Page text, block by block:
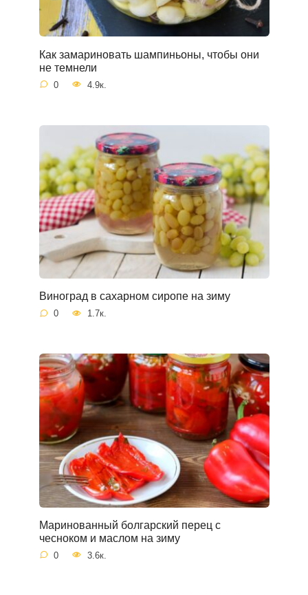
Как замариновать шампиньоны, чтобы они
не темнели
0 4.9к.
Виноград в сахарном сиропе на зиму
0 1.7к.
Маринованный болгарский перец с
чесноком и маслом на зиму
0 3.6к.